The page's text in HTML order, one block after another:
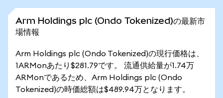
Arm Holdings plc (Ondo Tokenized)の最新市
場情報
Arm Holdings plc (Ondo Tokenized)の現行価格は、
1ARMonあたり$281.79です。 流通供給量が1.74万
ARMonであるため、Arm Holdings plc (Ondo
Tokenized)の時価総額は$489.94万となります。